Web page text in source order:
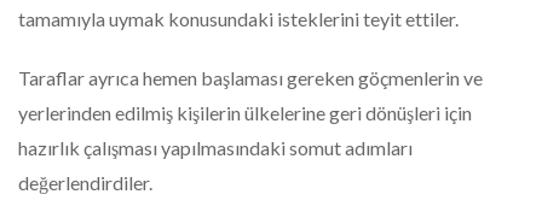
tamamıyla uymak konusundaki isteklerini teyit ettiler.
Taraflar ayrıca hemen başlaması gereken göçmenlerin ve
yerlerinden edilmiş kişilerin ülkelerine geri dönüşleri için
hazırlık çalışması yapılmasındaki somut adımları
değerlendirdiler.